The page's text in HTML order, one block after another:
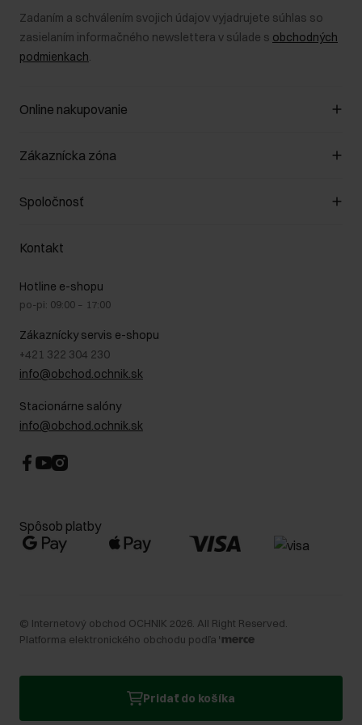
Pridať do košíka
Zadaním a schválením svojich údajov vyjadrujete súhlas so
zasielaním informačného newslettera v súlade s obchodných
podmienkach.
Online nakupovanie
Spravovať súbory cookie
Spôsob platby
Vrátenie
Zákaznícka zóna
Zákazníky klub
Pravidlá propagácie
Starostlivosť o kožu
Bezpečné nakupovanie
Blog
Najčastejšie kladené otázky (FAQ)
Spoločnosť
O nás
GDPR - Zásady ochrany osobných údajov
Právne informácie
Kontakt
Hotline e-shopu
po-pi: 09:00 – 17:00
Zákaznícky servis e-shopu
+421 322 304 230
info@obchod.ochnik.sk
Stacionárne salóny
info@obchod.ochnik.sk
Spôsob platby
© Internetový obchod OCHNIK 2026 . All Right Reserved.
Platforma elektronického obchodu podľa